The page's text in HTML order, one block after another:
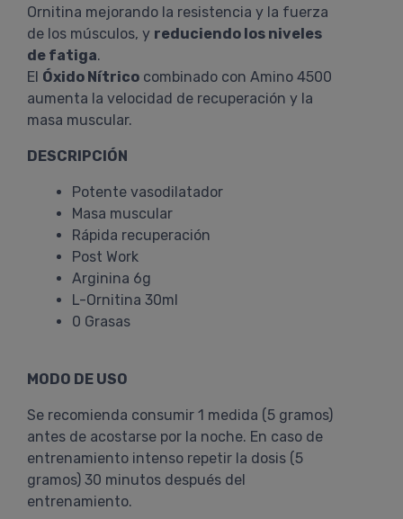
Ornitina mejorando la resistencia y la fuerza
de los músculos, y reduciendo los niveles
de fatiga.
El Óxido Nítrico combinado con Amino 4500
aumenta la velocidad de recuperación y la
masa muscular.
DESCRIPCIÓN
Potente vasodilatador
Masa muscular
Rápida recuperación
Post Work
Arginina 6g
L-Ornitina 30ml
0 Grasas
MODO DE USO
Se recomienda consumir 1 medida (5 gramos)
antes de acostarse por la noche. En caso de
entrenamiento intenso repetir la dosis (5
gramos) 30 minutos después del
entrenamiento.